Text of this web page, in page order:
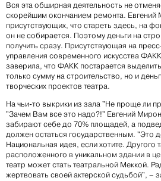
Вся эта обширная деятельность не
скорейшим окончанием ремонта. Евгений
присутствующих, что стареть здесь, на
он не собирается. Поэтому деньги на
получить сразу. Присутствующая на
управления современного искусства
заверила, что ФАКК постарается
только сумму на строительство, но и
творческих проектов театра.
На чьи-то выкрики из зала "Не проще ли
"Зачем Вам все это надо?!" Евгений
забирают себе до 70% площадей, а
должен остаться государственным. "Это
Национальная идея, если хотите. Другого
расположенного в уникальном здании в
театр может стать театральной Меккой.
жертвовать своей актерской судьбой", –